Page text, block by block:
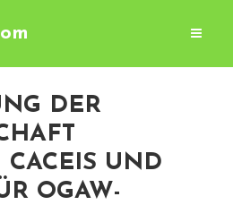
DER
UND
OGAW-